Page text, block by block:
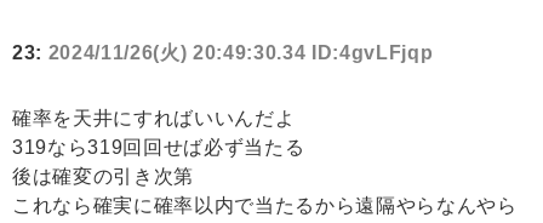
23: 2024/11/26(火) 20:49:30.34 ID:4gvLFjqp
確率を天井にすればいいんだよ
319なら319回回せば必ず当たる
後は確変の引き次第
これなら確実に確率以内で当たるから遠隔やらなんやら